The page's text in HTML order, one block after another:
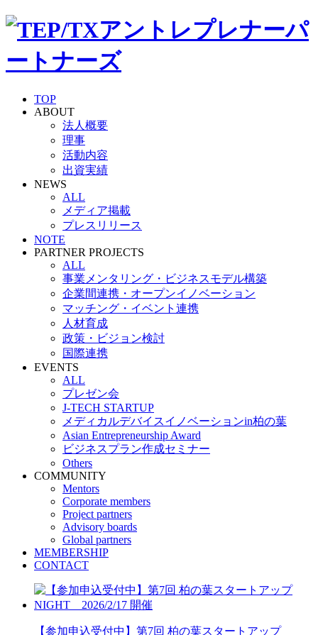
TOP
ABOUT
法人概要
理事
活動内容
出資実績
NEWS
ALL
メディア掲載
プレスリリース
NOTE
PARTNER PROJECTS
ALL
事業メンタリング・ビジネスモデル構築
企業間連携・オープンイノベーション
マッチング・イベント連携
人材育成
政策・ビジョン検討
国際連携
EVENTS
ALL
プレゼン会
J-TECH STARTUP
メディカルデバイスイノベーションin柏の葉
Asian Entrepreneurship Award
ビジネスプラン作成セミナー
Others
COMMUNITY
Mentors
Corporate members
Project partners
Advisory boards
Global partners
MEMBERSHIP
CONTACT
【参加申込受付中】第7回 柏の葉スタートアップ